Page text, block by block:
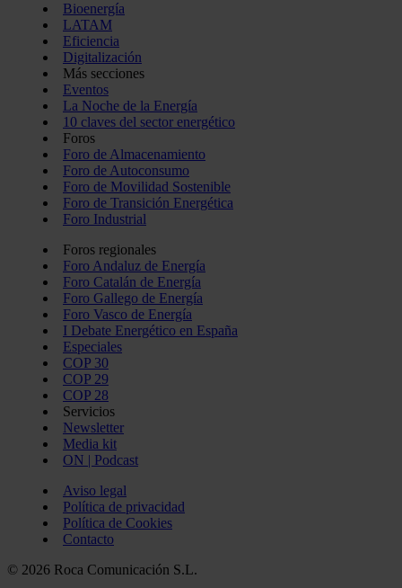
Bioenergía
LATAM
Eficiencia
Digitalización
Más secciones
Eventos
La Noche de la Energía
10 claves del sector energético
Foros
Foro de Almacenamiento
Foro de Autoconsumo
Foro de Movilidad Sostenible
Foro de Transición Energética
Foro Industrial
Foros regionales
Foro Andaluz de Energía
Foro Catalán de Energía
Foro Gallego de Energía
Foro Vasco de Energía
I Debate Energético en España
Especiales
COP 30
COP 29
COP 28
Servicios
Newsletter
Media kit
ON | Podcast
Aviso legal
Política de privacidad
Política de Cookies
Contacto
© 2026 Roca Comunicación S.L.